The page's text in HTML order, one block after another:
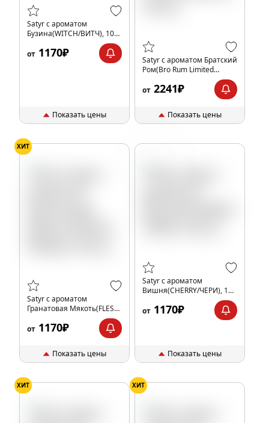
Satyr с ароматом
Бузина(WITCH/ВИТЧ), 100
от 1170₽
Показать цены
Satyr с ароматом Братский
Ром(Bro Rum Limited
от 2241₽
Показать цены
ХИТ
Satyr с ароматом
Гранатовая Мякоть(FLESH/
от 1170₽
Показать цены
Satyr с ароматом
Вишня(CHERRY/ЧЕРИ), 100
от 1170₽
Показать цены
ХИТ ХИТ